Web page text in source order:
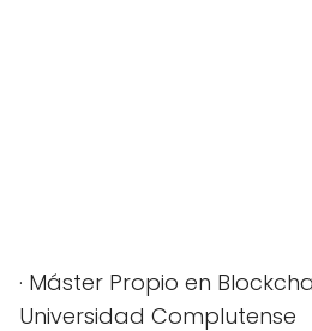
· Máster Propio en
Universidad Complutense